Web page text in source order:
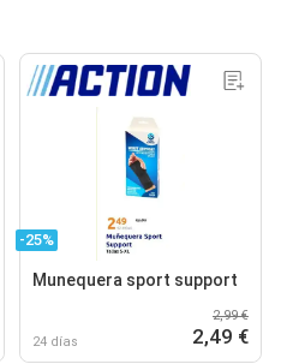
-25%
Munequera sport support
24 días
2,99 €
2,49 €